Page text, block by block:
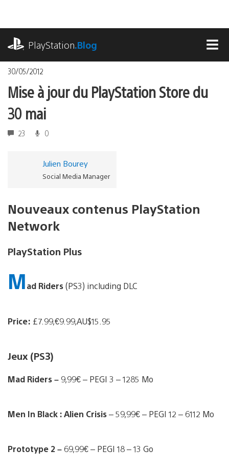
contenu
PlayStation.Blog
30/05/2012
Mise à jour du PlayStation Store du
30 mai
23 0
Julien Bourey
Social Media Manager
Nouveaux contenus PlayStation
Network
PlayStation Plus
Mad Riders(PS3) including DLC
Price: £7.99,€9.99,AU$15.95
Jeux (PS3)
Mad Riders –9,99€ – PEGI 3 – 1285 Mo
Men In Black : Alien Crisis– 59,99€ – PEGI 12 – 6112 Mo
Prototype 2 –69,99€ – PEGI 18 – 13 Go